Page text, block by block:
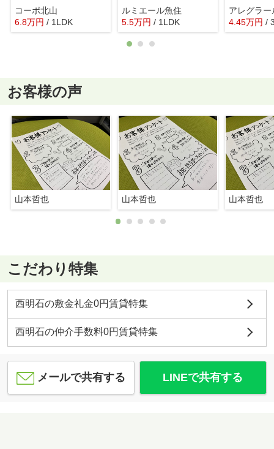
コーポ北山
6.8万円 / 1LDK
ルミエール魚住
5.5万円 / 1LDK
アレグラー
4.45万円 /
お客様の声
山本哲也 山本哲也 山本哲也
こだわり特集
西明石の敷金礼金0円賃貸特集
西明石の仲介手数料0円賃貸特集
メールで共有する LINEで共有する